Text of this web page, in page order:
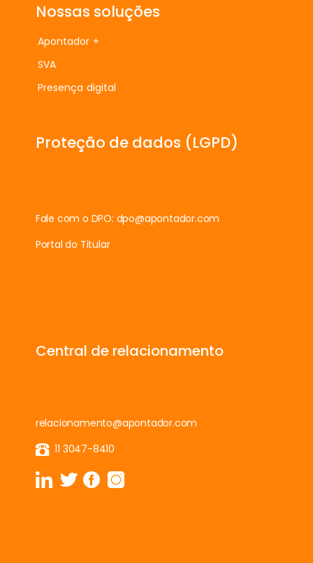
Nossas soluções
Apontador +
SVA
Presença digital
Proteção de dados (LGPD)
Fale com o DPO: dpo@apontador.com
Portal do Titular
Central de relacionamento
relacionamento@apontador.com
11 3047-8410